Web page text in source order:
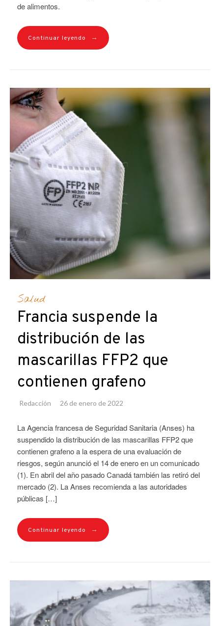
de alimentos.
Continuar leyendo →
Salud
Francia suspende la
distribución de las
mascarillas FFP2 que
contienen grafeno
Redacción 26 de enero de 2022
La Agencia francesa de Seguridad Sanitaria (Anses) ha
suspendido la distribución de las mascarillas FFP2 que
contienen grafeno a la espera de una evaluación de
riesgos, según anunció el 14 de enero en un comunicado
(1). En abril del año pasado Canadá también las retiró del
mercado (2). La Anses recomienda a las autoridades
públicas […]
Continuar leyendo →